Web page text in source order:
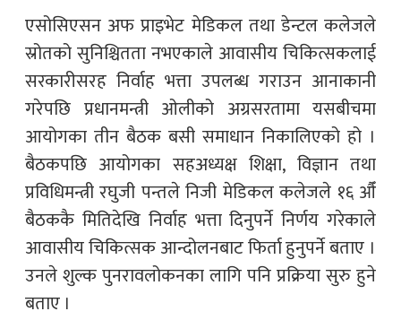
एसोसिएसन अफ प्राइभेट मेडिकल तथा डेन्टल कलेजले
स्रोतको सुनिश्चितता नभएकाले आवासीय चिकित्सकलाई
सरकारीसरह निर्वाह भत्ता उपलब्ध गराउन आनाकानी
गरेपछि प्रधानमन्त्री ओलीको अग्रसरतामा यसबीचमा
आयोगका तीन बैठक बसी समाधान निकालिएको हो ।
बैठकपछि आयोगका सहअध्यक्ष शिक्षा, विज्ञान तथा
प्रविधिमन्त्री रघुजी पन्तले निजी मेडिकल कलेजले १६ औँ
बैठककै मितिदेखि निर्वाह भत्ता दिनुपर्ने निर्णय गरेकाले
आवासीय चिकित्सक आन्दोलनबाट फिर्ता हुनुपर्ने बताए ।
उनले शुल्क पुनरावलोकनका लागि पनि प्रक्रिया सुरु हुने
बताए ।